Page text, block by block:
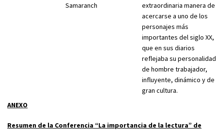
Samaranch
extraordinaria manera de
acercarse a uno de los
personajes más
importantes del siglo XX,
que en sus diarios
reflejaba su personalidad
de hombre trabajador,
influyente, dinámico y de
gran cultura.
ANEXO
Resumen de la Conferencia “La importancia de la lectura” de